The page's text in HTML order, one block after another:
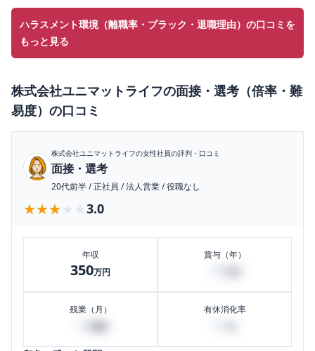
ハラスメント環境（離職率・ブラック・退職理由）の口コミを
もっと見る
株式会社ユニマットライフの面接・選考（倍率・難
易度） の口コミ
株式会社ユニマットライフの女性社員の評判・口コミ
面接・選考
20代前半/正社員 /法人営業/役職なし
★★★★★
★★★★★ 3.0
年収
350万円
賞与（年）
残業（月） 有休消化率